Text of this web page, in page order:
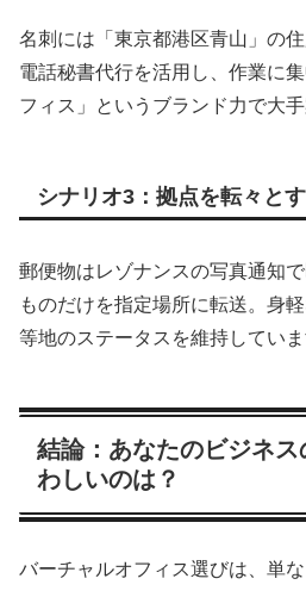
名刺には「東京都港区青山」の
電話秘書代行を活用し、作業に
フィス」というブランド力で大
シナリオ3：拠点を転々と
郵便物はレゾナンスの写真通知
ものだけを指定場所に転送。身
等地のステータスを維持していま
結論：あなたのビジネス
わしいのは？
バーチャルオフィス選びは、単